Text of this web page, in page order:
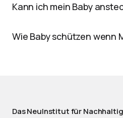
Kann ich mein Baby
Wie Baby schützen wenn
Das NeuInstitut für